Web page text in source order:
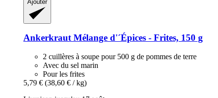
Ajouter
AnkerkrautMélange d'´Épices -​ Frites, 150 g
2 cuillères à soupe pour 500 g de pommes de terre
Avec du sel marin
Pour les frites
5,79 € (38,60 € / kg)